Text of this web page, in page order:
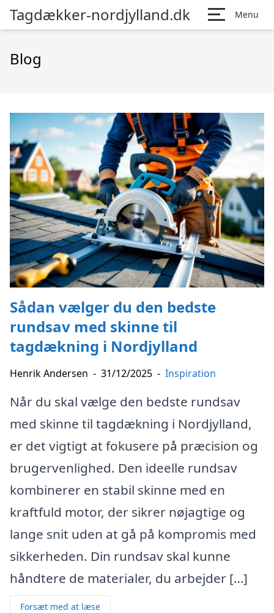
Tagdækker-nordjylland.dk Menu
Blog
Sådan vælger du den bedste
rundsav med skinne til
tagdækning i Nordjylland
Henrik Andersen - 31/12/2025 - Inspiration
Når du skal vælge den bedste rundsav
med skinne til tagdækning i Nordjylland,
er det vigtigt at fokusere på præcision og
brugervenlighed. Den ideelle rundsav
kombinerer en stabil skinne med en
kraftfuld motor, der sikrer nøjagtige og
lange snit uden at gå på kompromis med
sikkerheden. Din rundsav skal kunne
håndtere de materialer, du arbejder […]
Forsæt med at læse